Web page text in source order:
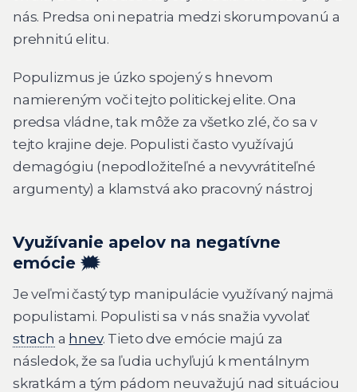
nás. Predsa oni nepatria medzi skorumpovanú a
prehnitú elitu.
Populizmus je úzko spojený s hnevom
namiereným voči tejto politickej elite. Ona
predsa vládne, tak môže za všetko zlé, čo sa v
tejto krajine deje. Populisti často využívajú
demagógiu (nepodložiteľné a nevyvrátiteľné
argumenty) a klamstvá ako pracovný nástroj
Využívanie apelov na negatívne
emócie 🗯️
Je veľmi častý typ manipulácie využívaný najmä
populistami. Populisti sa v nás snažia vyvolať
strach a hnev. Tieto dve emócie majú za
následok, že sa ľudia uchyľujú k mentálnym
skratkám a tým pádom neuvažujú nad situáciou